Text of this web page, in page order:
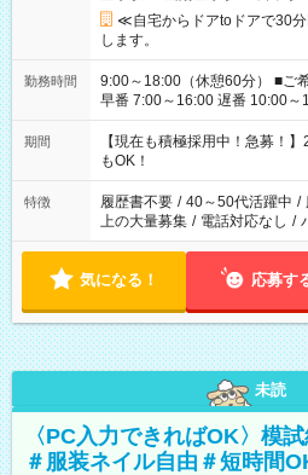
≪自宅からドアtoドアで30
します。
勤務時間
9:00～18:00（休憩60分） ■ご希望があれば下記シフトもOK！
早番 7:00～16:00 遅番 10:00～19:00 「家族と休みを
い」 「余裕を持って夕飯の準
たくない」 など、ご希望を教えてくだ
の方へ 今ご覧のお仕事で希望
の勤務時間。 合計で週40時間
期間
【現在も積極採用中！急募！
もOK！
特徴 履歴書不要 / 40～50代活躍中 /
上の大量募集 / 電話対応なし /
気になる！ 応募す
未読
〈PC入力できればOK〉模
＃服装ネイル自由＃短時間